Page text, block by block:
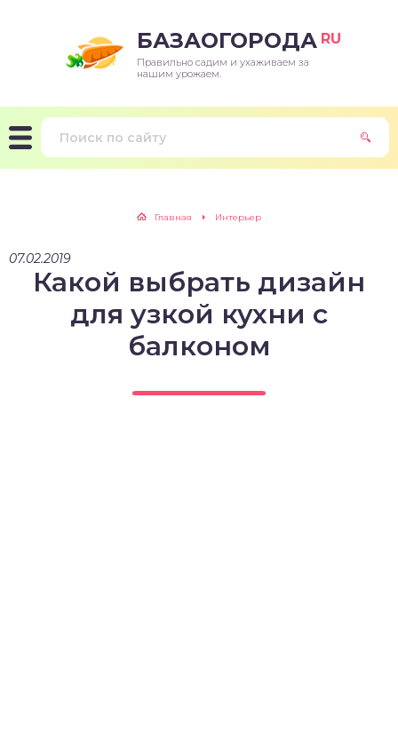
БАЗАОГОРОДА RU
Правильно садим и ухаживаем за
нашим урожаем.
Главная Интерьер
07.02.2019
Какой выбрать дизайн
для узкой кухни с
балконом